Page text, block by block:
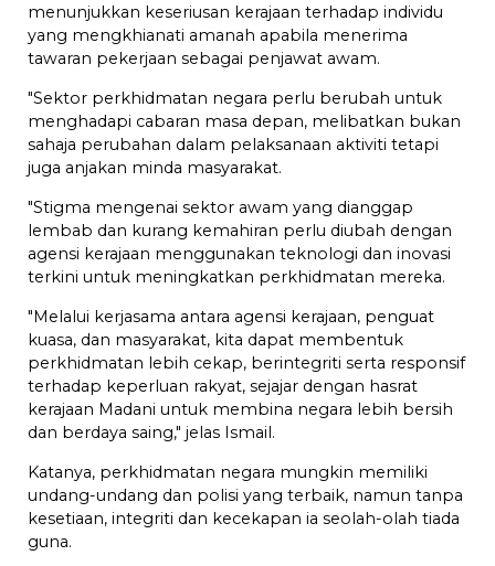
menunjukkan keseriusan kerajaan terhadap individu
yang mengkhianati amanah apabila menerima
tawaran pekerjaan sebagai penjawat awam.
"Sektor perkhidmatan negara perlu berubah untuk
menghadapi cabaran masa depan, melibatkan bukan
sahaja perubahan dalam pelaksanaan aktiviti tetapi
juga anjakan minda masyarakat.
"Stigma mengenai sektor awam yang dianggap
lembab dan kurang kemahiran perlu diubah dengan
agensi kerajaan menggunakan teknologi dan inovasi
terkini untuk meningkatkan perkhidmatan mereka.
"Melalui kerjasama antara agensi kerajaan, penguat
kuasa, dan masyarakat, kita dapat membentuk
perkhidmatan lebih cekap, berintegriti serta responsif
terhadap keperluan rakyat, sejajar dengan hasrat
kerajaan Madani untuk membina negara lebih bersih
dan berdaya saing," jelas Ismail.
Katanya, perkhidmatan negara mungkin memiliki
undang-undang dan polisi yang terbaik, namun tanpa
kesetiaan, integriti dan kecekapan ia seolah-olah tiada
guna.